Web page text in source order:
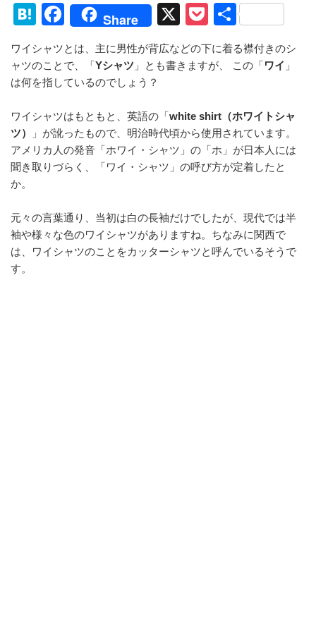
H
e
n
F
c
e
o
o
k
Share X
P
ck
共
有
ワイシャツとは、主に男性が背広などの下に着る襟付きのシ
ャツのことで、「Yシャツ 」とも書きますが、 この「ワイ 」
は何を指しているのでしょう？
ワイシャツはもともと、英語の「white shirt（ホワイトシャ
ツ）
」が訛ったもので、明治時代頃から使用されています。
アメリカ人の発音「ホワイ・シャツ」の「ホ」が日本人には
聞き取りづらく、「ワイ・シャツ」の呼び方が定着したと
か。
元々の言葉通り、当初は白の長袖だけでしたが、現代では半
袖や様々な色のワイシャツがありますね。ちなみに関西で
は、ワイシャツのことをカッターシャツと呼んでいるそうで
す。